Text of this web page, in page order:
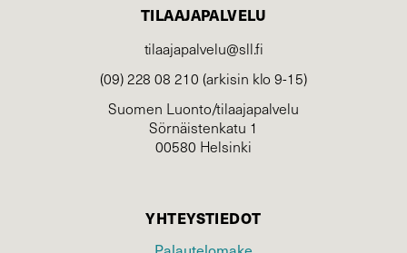
TILAAJAPALVELU
tilaajapalvelu@sll.fi
(09) 228 08 210 (arkisin klo 9-15)
Suomen Luonto/tilaajapalvelu
Sörnäistenkatu 1
00580 Helsinki
YHTEYSTIEDOT